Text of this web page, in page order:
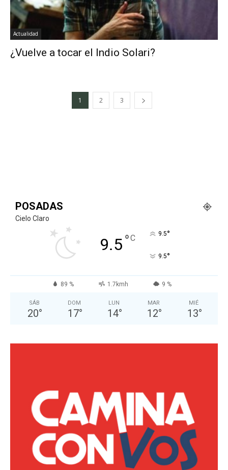
Actualidad
¿Vuelve a tocar el Indio Solari?
1 2 3
POSADAS
Cielo Claro
9.5°C 9.5°
9.5°
89 % 1.7kmh 9 %
SÁB
20°
DOM
17°
LUN
14°
MAR
12°
MIÉ
13°